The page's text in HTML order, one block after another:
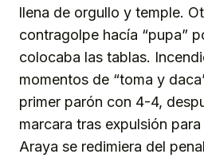
llena de orgullo y temple.
contragolpe hacía “pupa”
colocaba las tablas.
momentos de “toma y
primer parón con 4-4,
marcara tras expulsión
Araya se redimiera del